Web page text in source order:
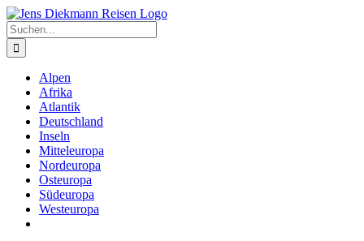
Zum
Inhalt
springen
Suche
nach:
Alpen
Afrika
Atlantik
Deutschland
Inseln
Mitteleuropa
Nordeuropa
Osteuropa
Südeuropa
Westeuropa